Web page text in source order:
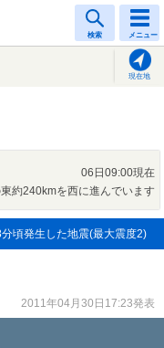
検索 メニュー
現在地
06日09:00現在
約240kmを西に進んでいます
頃発生した地震(最大震度2)
2011年04月30日17:23発表